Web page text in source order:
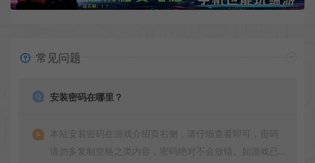
常见问题
安装密码在哪里？
本站安装密码在游戏介绍页右侧，请仔细查看即可，密码
请勿多复制空格之类内容，密码绝对不会放错。如游戏已